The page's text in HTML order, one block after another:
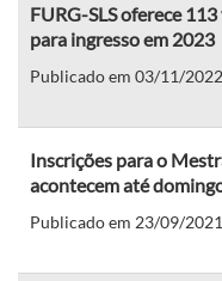
FURG-SLS oferece
para ingresso em 2023
Publicado em 03/11/
Inscrições para o
acontecem até
Publicado em 23/09/